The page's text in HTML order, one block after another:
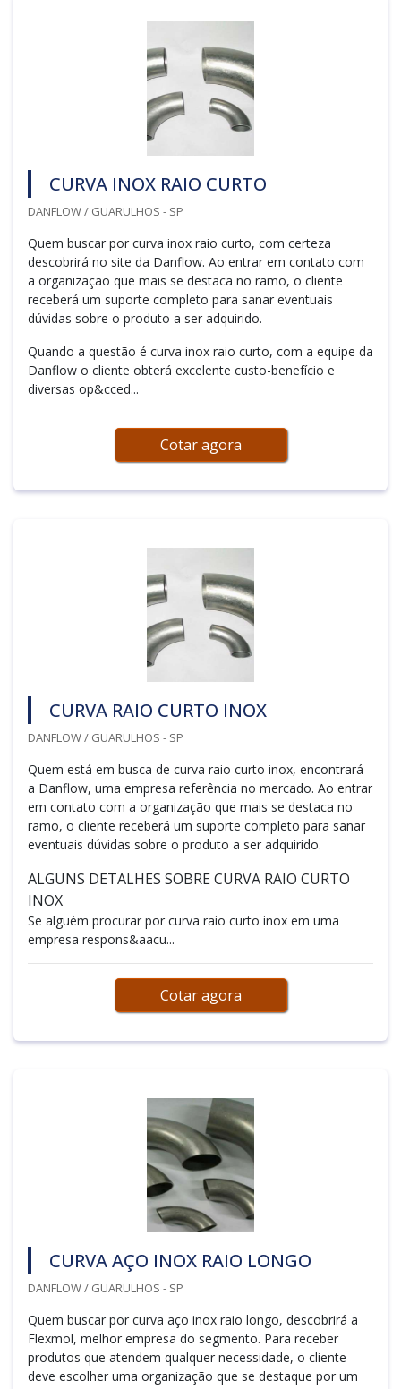
CURVA INOX RAIO CURTO
DANFLOW / GUARULHOS - SP
Quem buscar por curva inox raio curto, com certeza
descobrirá no site da Danflow. Ao entrar em contato com
a organização que mais se destaca no ramo, o cliente
receberá um suporte completo para sanar eventuais
dúvidas sobre o produto a ser adquirido.
Quando a questão é curva inox raio curto, com a equipe da
Danflow o cliente obterá excelente custo-benefício e
diversas op&cced...
Cotar agora
CURVA RAIO CURTO INOX
DANFLOW / GUARULHOS - SP
Quem está em busca de curva raio curto inox, encontrará
a Danflow, uma empresa referência no mercado. Ao entrar
em contato com a organização que mais se destaca no
ramo, o cliente receberá um suporte completo para sanar
eventuais dúvidas sobre o produto a ser adquirido.
ALGUNS DETALHES SOBRE CURVA RAIO CURTO
INOX
Se alguém procurar por curva raio curto inox em uma
empresa respons&aacu...
Cotar agora
CURVA AÇO INOX RAIO LONGO
DANFLOW / GUARULHOS - SP
Quem buscar por curva aço inox raio longo, descobrirá a
Flexmol, melhor empresa do segmento. Para receber
produtos que atendem qualquer necessidade, o cliente
deve escolher uma organização que se destaque por um